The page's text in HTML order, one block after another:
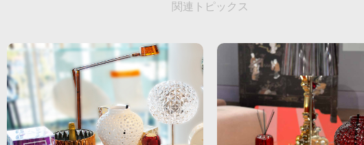
関連トピックス